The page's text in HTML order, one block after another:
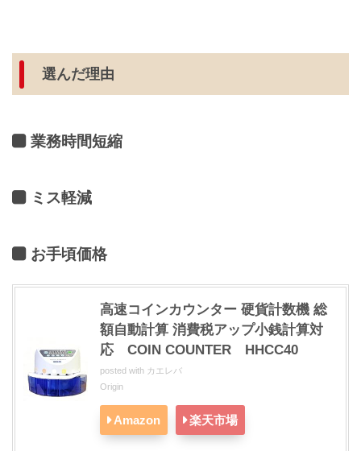
選んだ理由
業務時間短縮
ミス軽減
お手頃価格
高速コインカウンター 硬貨計数機 総
額自動計算 消費税アップ小銭計算対
応 COIN COUNTER HHCC40
posted with カエレバ
Origin
Amazon 楽天市場